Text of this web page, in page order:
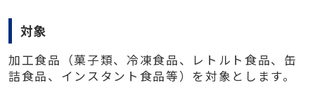
対象
加工食品（菓子類、冷凍食品、レトルト食品、缶
詰食品、インスタント食品等）を対象とします。